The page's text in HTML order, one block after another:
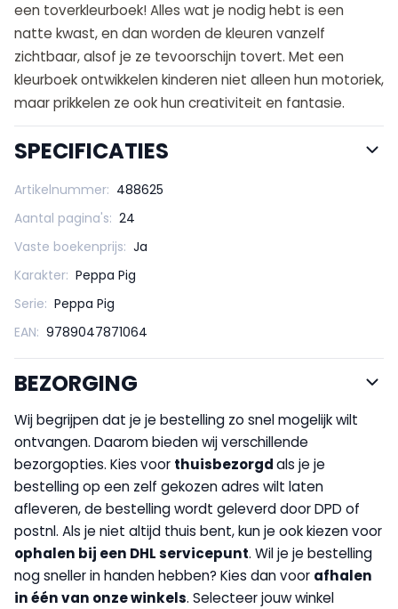
een toverkleurboek! Alles wat je nodig hebt is een
natte kwast, en dan worden de kleuren vanzelf
zichtbaar, alsof je ze tevoorschijn tovert. Met een
kleurboek ontwikkelen kinderen niet alleen hun motoriek,
maar prikkelen ze ook hun creativiteit en fantasie.
SPECIFICATIES
Artikelnummer: 488625
Aantal pagina's: 24
Vaste boekenprijs: Ja
Karakter: Peppa Pig
Serie: Peppa Pig
EAN: 9789047871064
BEZORGING
Wij begrijpen dat je je bestelling zo snel mogelijk wilt
ontvangen. Daarom bieden wij verschillende
bezorgopties. Kies voor thuisbezorgdals je je
bestelling op een zelf gekozen adres wilt laten
afleveren, de bestelling wordt geleverd door DPD of
postnl. Als je niet altijd thuis bent, kun je ook kiezen voor
ophalen bij een DHL servicepunt. Wil je je bestelling
nog sneller in handen hebben? Kies dan voor afhalen
in één van onze winkels. Selecteer jouw winkel